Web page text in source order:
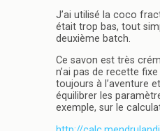
J’ai utilisé la coco
était trop bas, tout
deuxième batch.
Ce savon est très
n’ai pas de recette
toujours à l’aventure
équilibrer les
exemple, sur le